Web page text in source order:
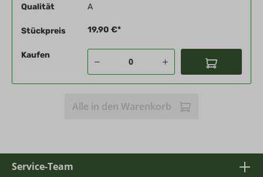
Qualität A
Stückpreis 19,90 €*
Kaufen
Alle in den Warenkorb
Service-Team